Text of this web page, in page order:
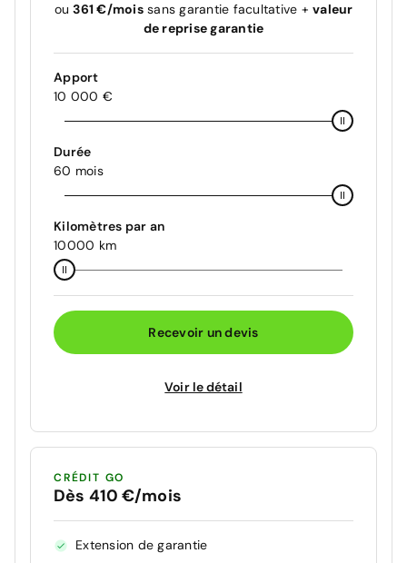
ou361 €/moissans garantie facultative + valeur
de reprise garantie
Apport
10 000 €
Durée
60 mois
Kilomètres par an
10000 km
Recevoir un devis
Voir le détail
CRÉDIT GO
Dès 410 €/mois
Extension de garantie